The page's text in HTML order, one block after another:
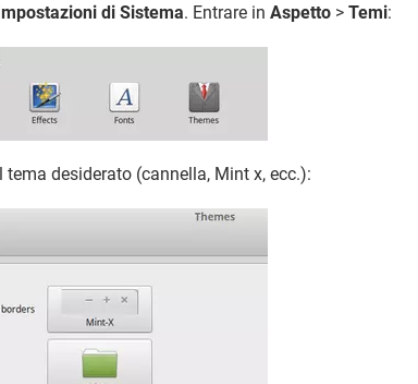
di Sistema. Entrare in Aspetto > Temi:
tema desiderato (cannella, Mint x, ecc.):